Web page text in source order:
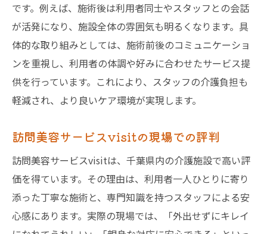
です。例えば、施術後は利用者同士やスタッフとの会話
が活発になり、施設全体の雰囲気も明るくなります。具
体的な取り組みとしては、施術前後のコミュニケーショ
ンを重視し、利用者の体調や好みに合わせたサービス提
供を行っています。これにより、スタッフの介護負担も
軽減され、より良いケア環境が実現します。
訪問美容サービスvisitの現場での評判
訪問美容サービスvisitは、千葉県内の介護施設で高い評
価を得ています。その理由は、利用者一人ひとりに寄り
添った丁寧な施術と、専門知識を持つスタッフによる安
心感にあります。実際の現場では、「外出せずにキレイ